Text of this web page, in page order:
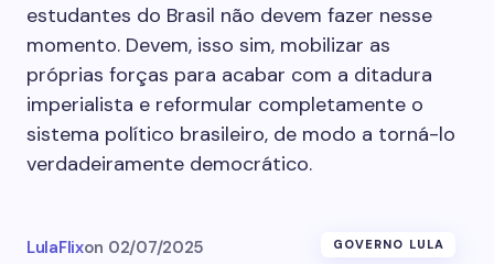
estudantes do Brasil não devem fazer nesse
momento. Devem, isso sim, mobilizar as
próprias forças para acabar com a ditadura
imperialista e reformular completamente o
sistema político brasileiro, de modo a torná-lo
verdadeiramente democrático.
LulaFlixon 02/07/2025 GOVERNO LULA